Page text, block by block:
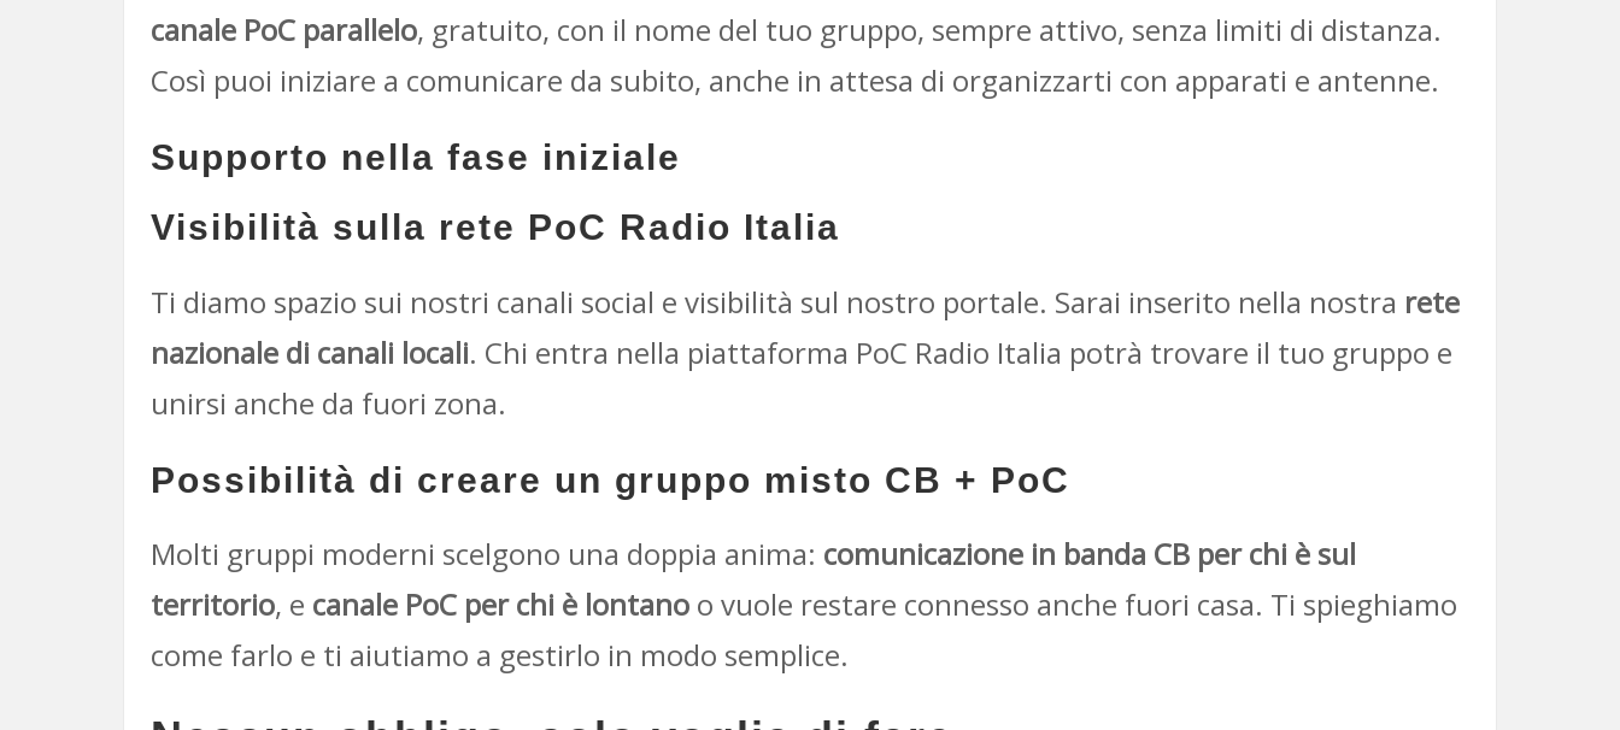
canale PoC parallelo, gratuito, con il nome del tuo gruppo, sempre attivo, senza limiti di distanza.
Così puoi iniziare a comunicare da subito, anche in attesa di organizzarti con apparati e antenne.
Supporto nella fase iniziale
Visibilità sulla rete PoC Radio Italia
Ti diamo spazio sui nostri canali social e visibilità sul nostro portale. Sarai inserito nella nostra rete
nazionale di canali locali. Chi entra nella piattaforma PoC Radio Italia potrà trovare il tuo gruppo e
unirsi anche da fuori zona.
Possibilità di creare un gruppo misto CB + PoC
Molti gruppi moderni scelgono una doppia anima: comunicazione in banda CB per chi è sul
territorio, e canale PoC per chi è lontano o vuole restare connesso anche fuori casa. Ti spieghiamo
come farlo e ti aiutiamo a gestirlo in modo semplice.